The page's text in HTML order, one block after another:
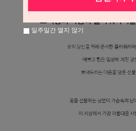
일주일간 열지 않기